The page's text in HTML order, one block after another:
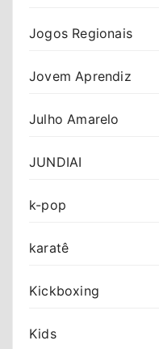
Jogos Regionais
Jovem Aprendiz
Julho Amarelo
JUNDIAI
k-pop
karatê
Kickboxing
Kids